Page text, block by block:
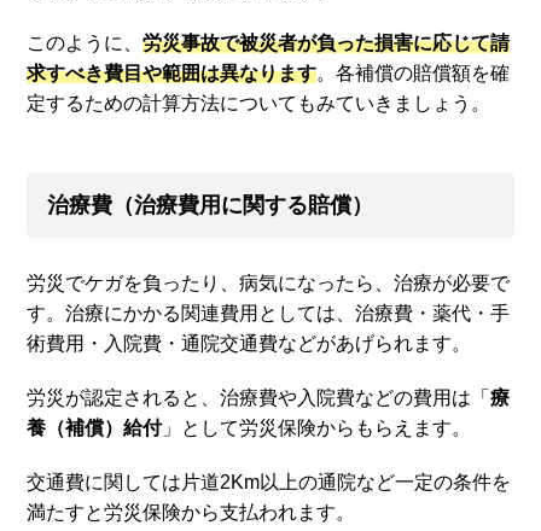
このように、労災事故で被災者が負った損害に応じて請
求すべき費目や範囲は異なります。各補償の賠償額を確
定するための計算方法についてもみていきましょう。
治療費（治療費用に関する賠償）
労災でケガを負ったり、病気になったら、治療が必要で
す。治療にかかる関連費用としては、治療費・薬代・手
術費用・入院費・通院交通費などがあげられます。
労災が認定されると、治療費や入院費などの費用は「療
養（補償）給付」として労災保険からもらえます。
交通費に関しては片道2Km以上の通院など一定の条件を
満たすと労災保険から支払われます。